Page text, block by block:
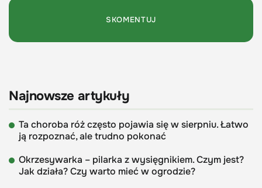
Najnowsze artykuły
Ta choroba róż często pojawia się w sierpniu. Łatwo
ją rozpoznać, ale trudno pokonać
Okrzesywarka – pilarka z wysięgnikiem. Czym jest?
Jak działa? Czy warto mieć w ogrodzie?